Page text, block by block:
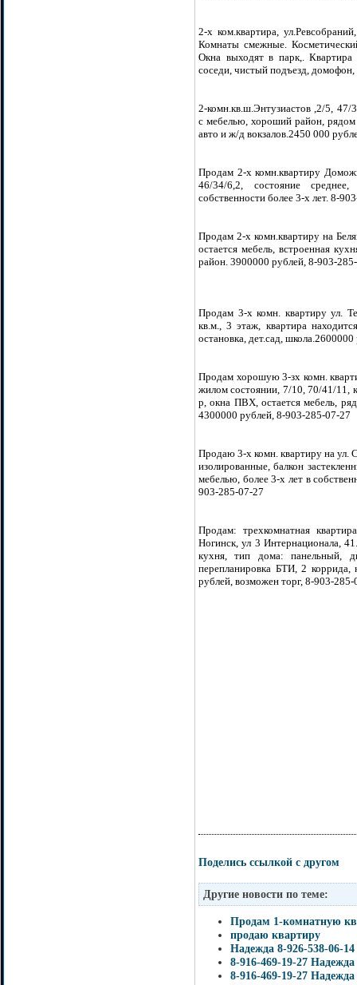
2-х ком.квартира,
Комнаты смежные.
Окна выходят в парк,. Квартира
соседи, чистый подъезд,
2-комн.кв.ш.Энтузиастов ,2/5, 47/
с мебелью, хороший район, рядом
авто и ж/д вокзалов.2450 000
Продам 2-х комн.квартиру
46/34/6,2, состояние
собственности более 3-х лет. 8-
Продам 2-х комн.квартиру на
остается мебель, встроенная
район. 3900000 рублей, 8-903-
Продам 3-х комн. квартиру ул.
кв.м., 3 этаж, квартира
остановка, дет.сад,
Продам хорошую 3-зх комн.
жилом состоянии, 7/10, 70/41/11,
р, окна ПВХ, остается мебель,
4300000 рублей, 8-903-285-07-27
Продаю 3-х комн. квартиру на ул.
изолированные, балкон
мебелью, более 3-х лет в
903-285-07-27
Продам: трехкомнатная
Ногинск, ул 3 Интернационала,
кухня, тип дома: панельный,
перепланировка БТИ, 2 коррида,
рублей, возможен торг, 8-903-285-
Поделись ссылкой с другом
Другие новости по теме:
Продам 1-комнатную
продаю квартиру
Надежда 8-926-538-06-14
8-916-469-19-27 Надежда
8-916-469-19-27 Надежда